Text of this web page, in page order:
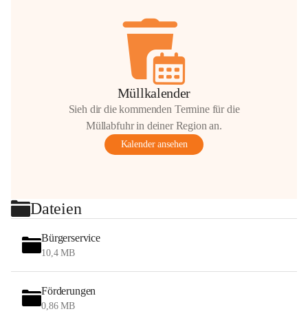
Müllkalender
Sieh dir die kommenden Termine für die
Müllabfuhr in deiner Region an.
Kalender ansehen
Dateien
Bürgerservice
10,4 MB
Förderungen
0,86 MB